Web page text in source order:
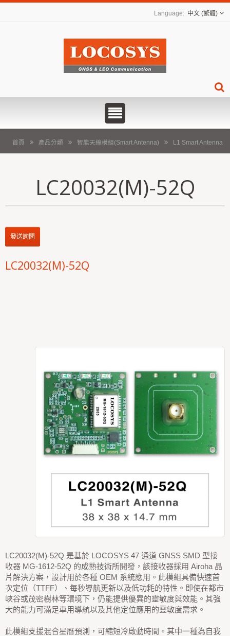
中文 (繁體)
首頁 產品分類 智能天線模組(Smart Antenna) L1 Smart Antenna
LC20032(M)-52Q
發送詢問
LC20032(M)-52Q
LC20032(M)-52Q 是基於 LOCOSYS 47 通道 GNSS SMD 型接
收器 MG-1612-52Q 的成熟技術所開發，該接收器採用 Airoha 晶
片解決方案，設計用於各種 OEM 系統應用。此模組具備快速首
次定位（TTFF）、每秒導航更新以及低功耗的特性。即使在都市
峽谷或茂密樹林等環境下，仍能提供優異的靈敏度與效能。其強
大的能力可滿足車用導航以及其他定位應用的靈敏度需求。
此模組支援混合星曆預測，可縮短冷啟動時間。其中一種為自我